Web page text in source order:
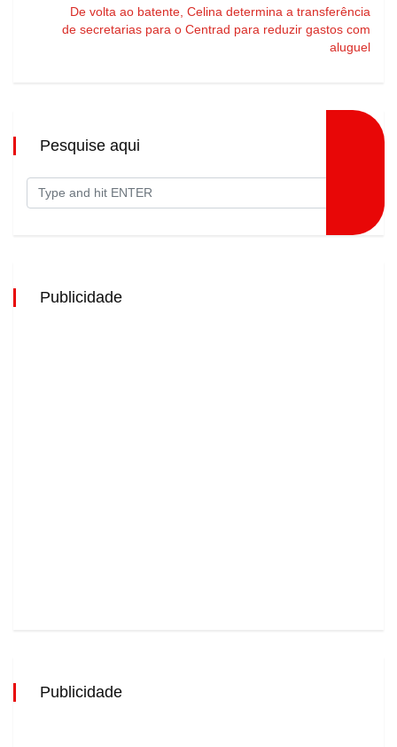
De volta ao batente, Celina determina a transferência
de secretarias para o Centrad para reduzir gastos com
aluguel
Pesquise aqui
Publicidade
Publicidade